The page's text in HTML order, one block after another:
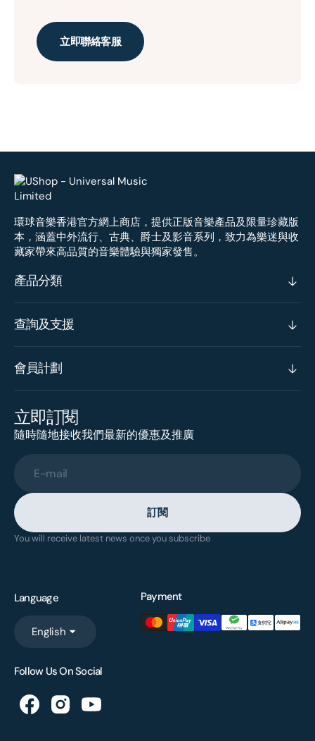
立即聯絡客服
環球音樂香港官方網上商店，提供正版音樂產品及限量珍藏版
本，涵蓋中外流行、古典、爵士及影音系列，致力為樂迷與收
藏家帶來高品質的音樂體驗與獨家發售。
產品分類
查詢及支援
會員計劃
立即訂閱
隨時隨地接收我們最新的優惠及推廣
E-mail
訂閱
You will receive latest news once you subscribe
Language
English
Payment
Follow Us On Social